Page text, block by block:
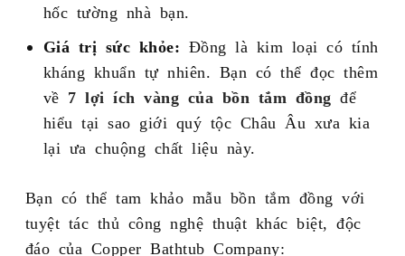
hốc tường nhà bạn.
Giá trị sức khỏe: Đồng là kim loại có tính
kháng khuẩn tự nhiên. Bạn có thể đọc thêm
về 7 lợi ích vàng của bồn tắm đồng để
hiểu tại sao giới quý tộc Châu Âu xưa kia
lại ưa chuộng chất liệu này.
Bạn có thể tam khảo mẫu bồn tắm đồng với
tuyệt tác thủ công nghệ thuật khác biệt, độc
đáo của Copper Bathtub Company: